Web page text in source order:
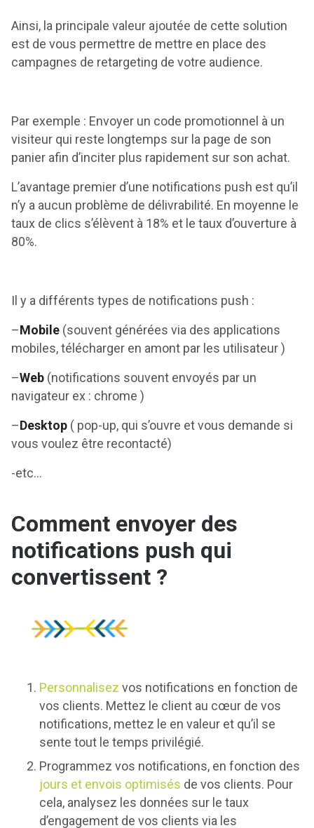
Ainsi, la principale valeur ajoutée de cette solution
est de vous permettre de mettre en place des
campagnes de retargeting de votre audience.
Par exemple : Envoyer un code promotionnel à un
visiteur qui reste longtemps sur la page de son
panier afin d’inciter plus rapidement sur son achat.
L’avantage premier d’une notifications push est qu’il
n’y a aucun problème de délivrabilité. En moyenne le
taux de clics s’élèvent à 18% et le taux d’ouverture à
80%.
Il y a différents types de notifications push :
–Mobile(souvent générées via des applications
mobiles, télécharger en amont par les utilisateur )
–Web(notifications souvent envoyés par un
navigateur ex : chrome )
–Desktop( pop-up, qui s’ouvre et vous demande si
vous voulez être recontacté)
-etc…
Comment envoyer des
notifications push qui
convertissent ?
Personnalisez vos notifications en fonction de
vos clients. Mettez le client au cœur de vos
notifications, mettez le en valeur et qu’il se
sente tout le temps privilégié.
Programmez vos notifications, en fonction des
jours et envois optimisés de vos clients. Pour
cela, analysez les données sur le taux
d’engagement de vos clients via les